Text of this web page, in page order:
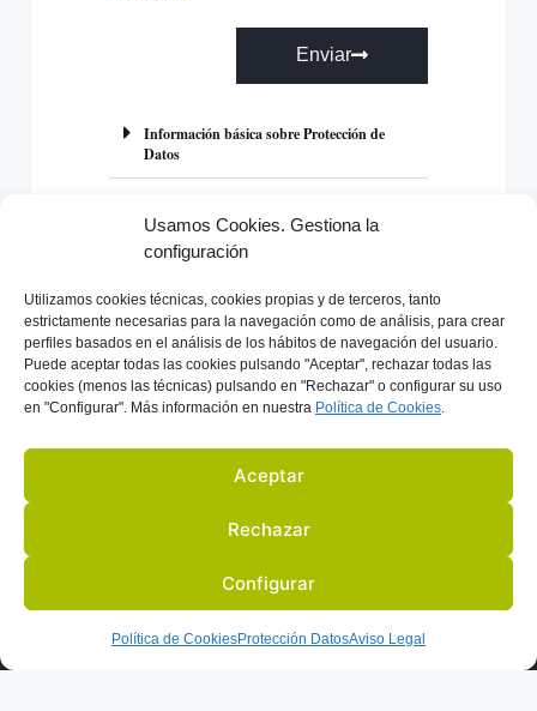
Usamos Cookies. Gestiona la
configuración
Utilizamos cookies técnicas, cookies propias y de terceros, tanto
estrictamente necesarias para la navegación como de análisis, para crear
perfiles basados en el análisis de los hábitos de navegación del usuario.
Puede aceptar todas las cookies pulsando "Aceptar", rechazar todas las
cookies (menos las técnicas) pulsando en "Rechazar" o configurar su uso
en "Configurar". Más información en nuestra Política de Cookies.
Aceptar
Rechazar
Configurar
Política de CookiesProtección DatosAviso Legal
Enviar
t
i
v
e
Información básica sobre Protección de
Datos
Previo Próximo
ACTIVIDADES Y EVENTOS SOCIOS BLOG EN LA PRENSA